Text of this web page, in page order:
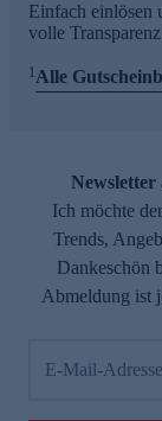
Einfach einlösen
volle
1Alle
Newsletter
Ich möchte
Trends,
Dankeschön
Abmeldung ist
E-Mail-